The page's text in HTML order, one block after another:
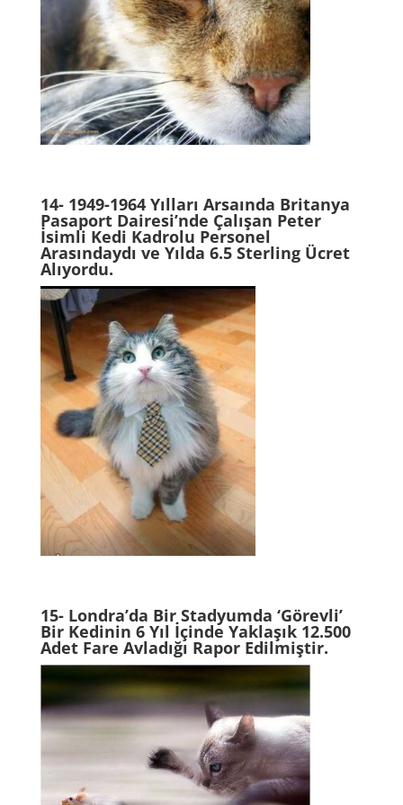
14- 1949-1964 Yılları Arsaında Britanya
Pasaport Dairesi’nde Çalışan Peter
İsimli Kedi Kadrolu Personel
Arasındaydı ve Yılda 6.5 Sterling Ücret
Alıyordu.
15- Londra’da Bir Stadyumda ‘Görevli’
Bir Kedinin 6 Yıl İçinde Yaklaşık 12.500
Adet Fare Avladığı Rapor Edilmiştir.